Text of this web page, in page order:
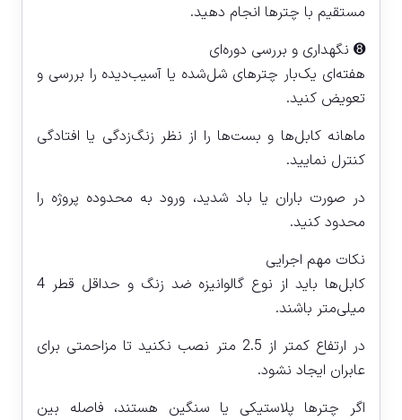
مستقیم با چترها انجام دهید.
➑ نگهداری و بررسی دوره‌ای
هفته‌ای یک‌بار چترهای شل‌شده یا آسیب‌دیده را بررسی و
تعویض کنید.
ماهانه کابل‌ها و بست‌ها را از نظر زنگ‌زدگی یا افتادگی
کنترل نمایید.
در صورت باران یا باد شدید، ورود به محدوده پروژه را
محدود کنید.
نکات مهم اجرایی
کابل‌ها باید از نوع گالوانیزه ضد زنگ و حداقل قطر 4
میلی‌متر باشند.
در ارتفاع کمتر از 2.5 متر نصب نکنید تا مزاحمتی برای
عابران ایجاد نشود.
اگر چترها پلاستیکی یا سنگین هستند، فاصله بین